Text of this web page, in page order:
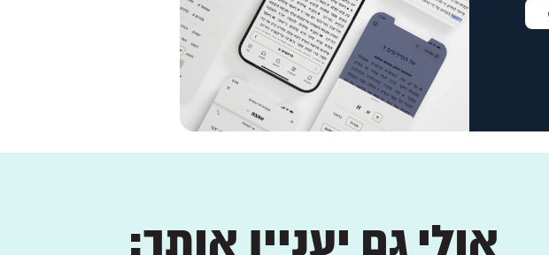
אולי גם יעניין אותך: